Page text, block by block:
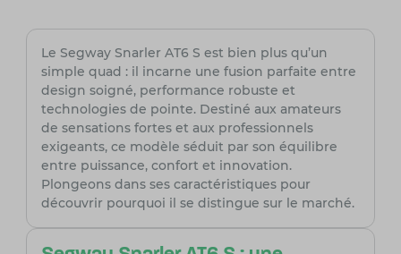
Le Segway Snarler AT6 S est bien plus qu’un
simple quad : il incarne une fusion parfaite entre
design soigné, performance robuste et
technologies de pointe. Destiné aux amateurs
de sensations fortes et aux professionnels
exigeants, ce modèle séduit par son équilibre
entre puissance, confort et innovation.
Plongeons dans ses caractéristiques pour
découvrir pourquoi il se distingue sur le marché.